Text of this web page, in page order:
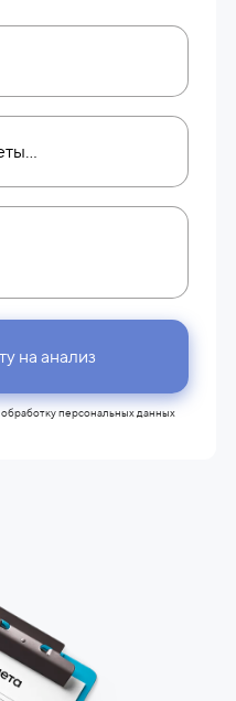
на анализ
обработку персональных данных